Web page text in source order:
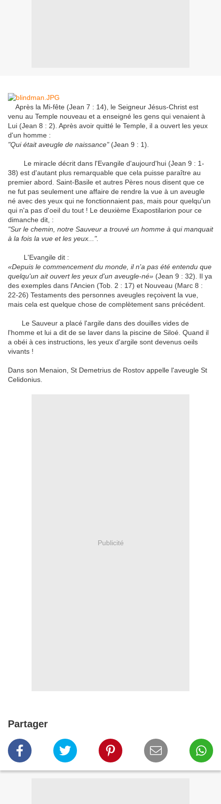
Après la Mi-fête (Jean 7 : 14), le Seigneur Jésus-Christ est
venu au Temple nouveau et a enseigné les gens qui venaient à
Lui (Jean 8 : 2). Après avoir quitté le Temple, il a ouvert les yeux
d'un homme :
"Qui était aveugle de naissance"(Jean 9 : 1).
Le miracle décrit dans l'Evangile d'aujourd'hui (Jean 9 : 1-
38) est d'autant plus remarquable que cela puisse paraître au
premier abord. Saint-Basile et autres Pères nous disent que ce
ne fut pas seulement une affaire de rendre la vue à un aveugle
né avec des yeux qui ne fonctionnaient pas, mais pour quelqu'un
qui n'a pas d'oeil du tout ! Le deuxième Exapostilarion pour ce
dimanche dit, :
"Sur le chemin, notre Sauveur a trouvé un homme à qui manquait
à la fois la vue et les yeux...".
L'Evangile dit :
«Depuis le commencement du monde, il n'a pas été entendu que
quelqu'un ait ouvert les yeux d'un aveugle-né» (Jean 9 : 32). Il ya
des exemples dans l'Ancien (Tob. 2 : 17) et Nouveau (Marc 8 :
22-26) Testaments des personnes aveugles reçoivent la vue,
mais cela est quelque chose de complètement sans précédent.
Le Sauveur a placé l'argile dans des douilles vides de
l'homme et lui a dit de se laver dans la piscine de Siloé. Quand il
a obéi à ces instructions, les yeux d'argile sont devenus oeils
vivants !
Dans son Menaion, St Demetrius de Rostov appelle l'aveugle St
Celidonius.
Publicité
Partager